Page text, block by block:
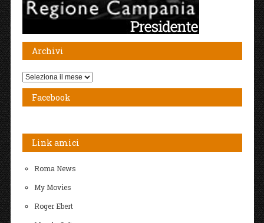
Archivi
Archivi
Facebook
Link amici
Roma News
My Movies
Roger Ebert